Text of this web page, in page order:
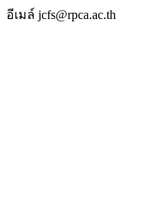
อีเมล์ jcfs@rpca.ac.th